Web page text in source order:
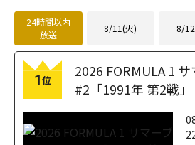
24時間以内
放送
8/11(火) 8/
1位
2026 FORMULA 1
#2「1991年 第2戦」